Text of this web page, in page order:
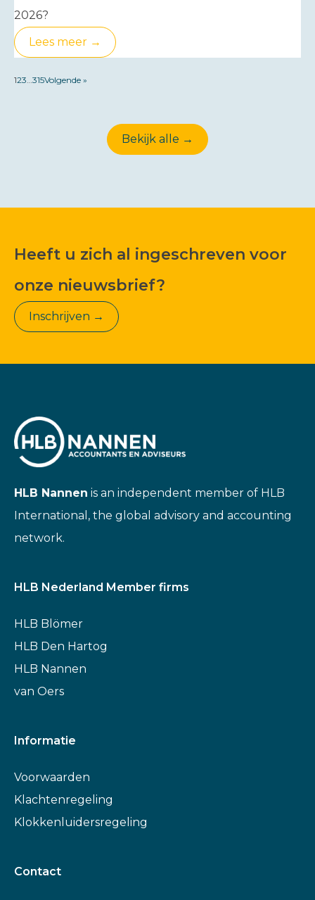
2026?
Lees meer →
123 315Volgende »
Bekijk alle →
Heeft u zich al ingeschreven voor
onze nieuwsbrief?
Inschrijven →
HLB Nannen is an independent member of HLB
International, the global advisory and accounting
network.
HLB Nederland Member firms
HLB Blömer
HLB Den Hartog
HLB Nannen
van Oers
Informatie
Voorwaarden
Klachtenregeling
Klokkenluidersregeling
Contact